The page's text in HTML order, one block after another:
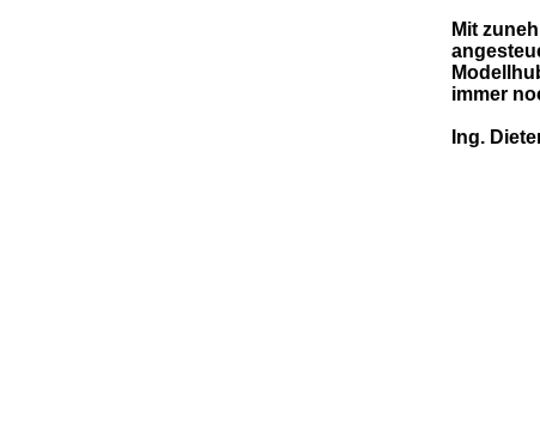
Mit
immer
Ing.